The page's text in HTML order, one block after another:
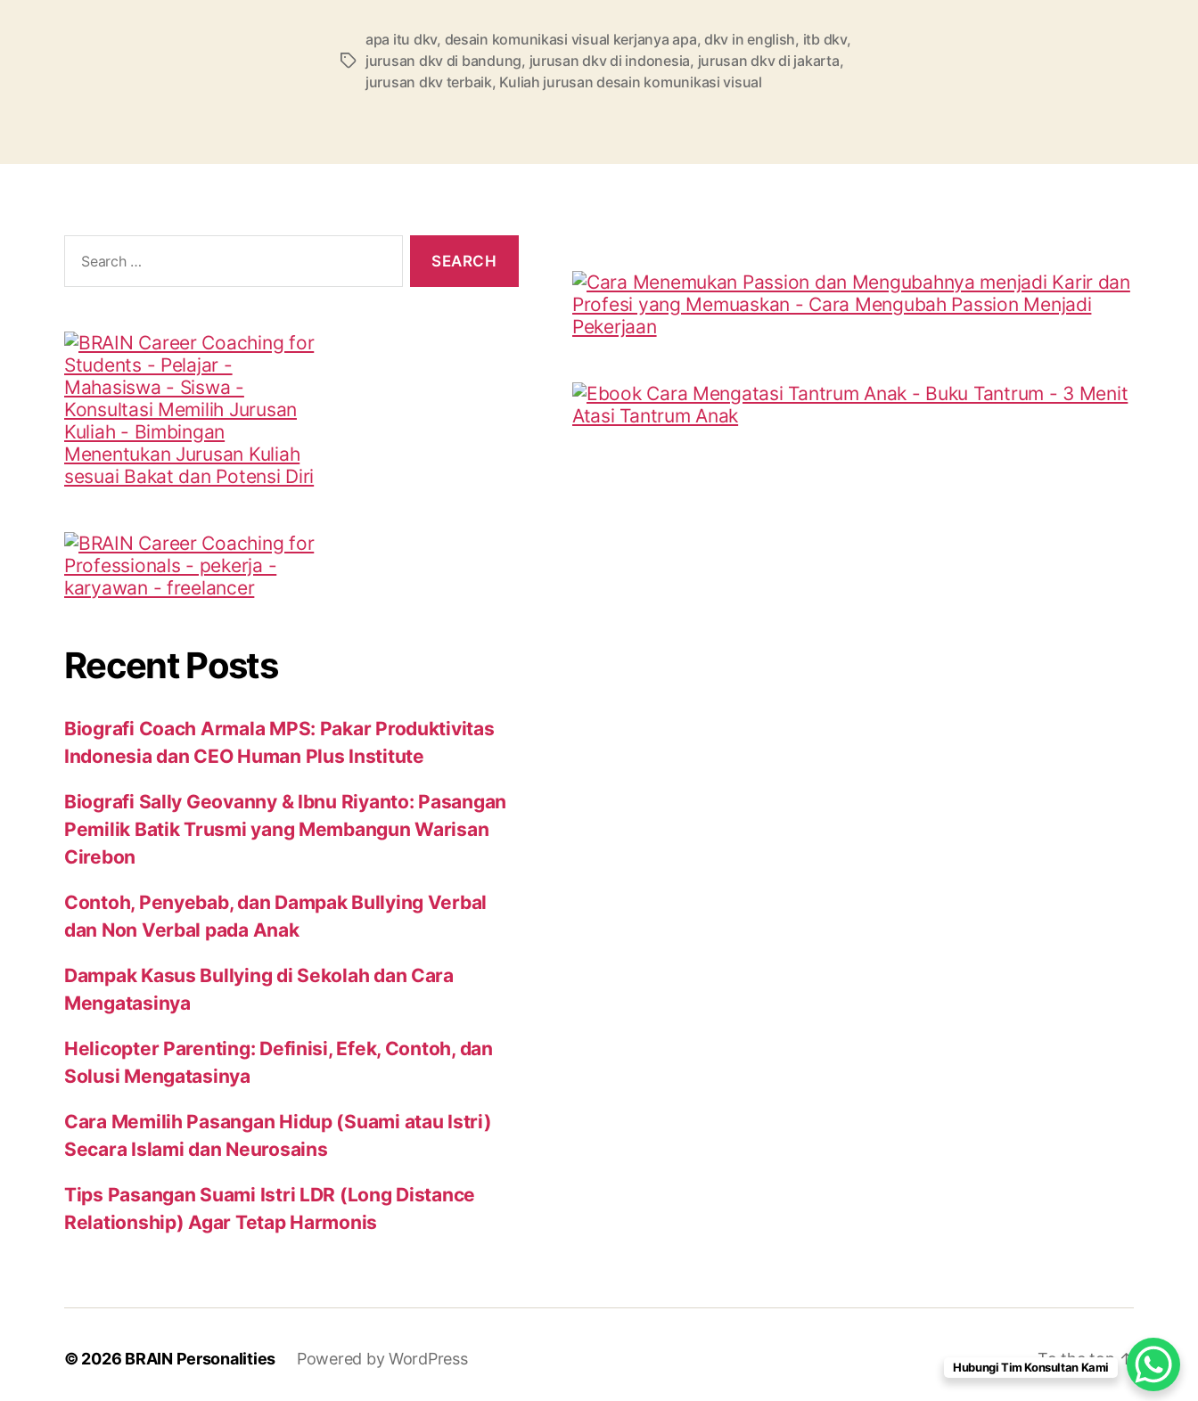
Tags
apa itu dkv, desain komunikasi visual kerjanya apa, dkv in english, itb dkv,
jurusan dkv di bandung, jurusan dkv di indonesia, jurusan dkv di jakarta,
jurusan dkv terbaik, Kuliah jurusan desain komunikasi visual
for:
Recent Posts
Biografi Coach Armala MPS: Pakar Produktivitas
Indonesia dan CEO Human Plus Institute
Biografi Sally Geovanny & Ibnu Riyanto: Pasangan
Pemilik Batik Trusmi yang Membangun Warisan
Cirebon
Contoh, Penyebab, dan Dampak Bullying Verbal
dan Non Verbal pada Anak
Dampak Kasus Bullying di Sekolah dan Cara
Mengatasinya
Helicopter Parenting: Definisi, Efek, Contoh, dan
Solusi Mengatasinya
Cara Memilih Pasangan Hidup (Suami atau Istri)
Secara Islami dan Neurosains
Tips Pasangan Suami Istri LDR (Long Distance
Relationship) Agar Tetap Harmonis
© 2026 BRAIN Personalities Powered by WordPress To the top ↑
Hubungi Tim Konsultan Kami